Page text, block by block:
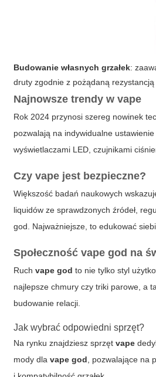
Budowanie własnych grzałek:
druty zgodnie z pożądaną
Najnowsze trendy w vape
Rok 2024 przynosi szereg nowinek
pozwalają na indywidualne
wyświetlaczami LED, czujnikami
Czyvape jest bezpieczne?
Większość badań naukowych
liquidów ze sprawdzonych źródeł,
god . Najważniejsze, to edukować
Społeczność vape god na
Ruchvape god to nie tylko styl
najlepsze chmury czy triki parowe, a
budowanie relacji.
Jak wybrać odpowiedni sprzęt?
Na rynku znajdziesz sprzętvape
mody dlavape god , pozwalające